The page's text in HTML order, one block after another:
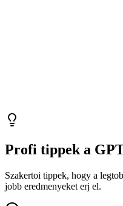
Profi tippek a
Szakertoi tippek, hogy a
jobb eredmenyeket erj el.